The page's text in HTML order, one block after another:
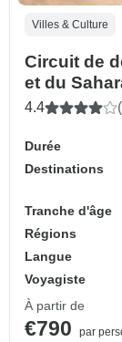
Villes & Culture
Circuit de
et du
4.4
Durée
Destinations
Tranche d'âge
Régions
Langue
Voyagiste
À partir de
€790
par